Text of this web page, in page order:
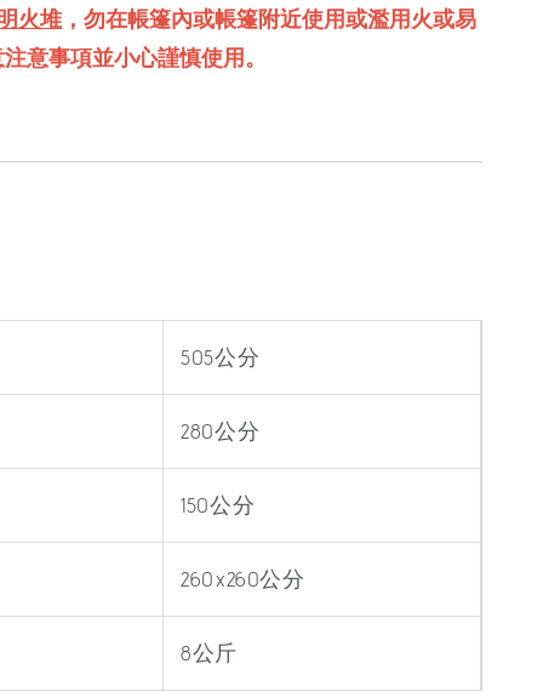
火堆 ，勿在帳篷內或帳篷附近使用或濫用火或易
意事項並小心謹慎使用。
505公分
280公分
150公分
260x260公分
8公斤